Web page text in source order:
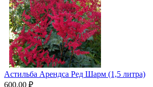
Астильба Арендса Ред Шарм (1,5 литра)
600.00 ₽